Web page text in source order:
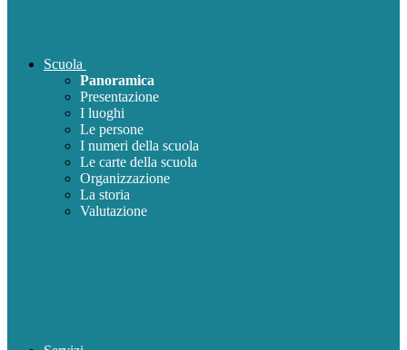
Scuola
Panoramica
Presentazione
I luoghi
Le persone
I numeri della scuola
Le carte della scuola
Organizzazione
La storia
Valutazione